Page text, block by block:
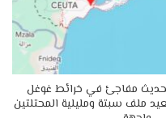
مفاجئ في خرائط غوغل
ملف سبتة ومليلية المحتلتين